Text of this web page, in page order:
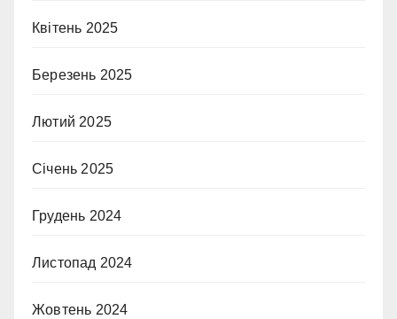
Квітень 2025
Березень 2025
Лютий 2025
Січень 2025
Грудень 2024
Листопад 2024
Жовтень 2024